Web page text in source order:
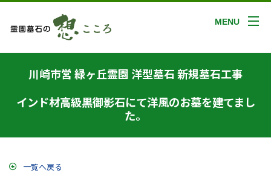
MENU
川崎市営 緑ヶ丘霊園 洋型墓石 新規墓石工事
インド材高級黒御影石にて洋風のお墓を建てまし
た。
一覧へ戻る